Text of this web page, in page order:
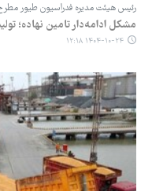
رئیس هیئت مدیره فدراسیون طیور
مشکل ادامه‌دار تامین نهاده؛
۱۴۰۴-۱۰-۲۴ ۱۲:۱۸